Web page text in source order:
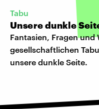
Tabu
Unsere dunkle
Fantasien, Fragen und
gesellschaftlichen
unsere dunkle Seite.